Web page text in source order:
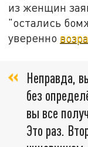
из женщин
"остались
уверенно
Неправда,
без
вы все
Это раз.